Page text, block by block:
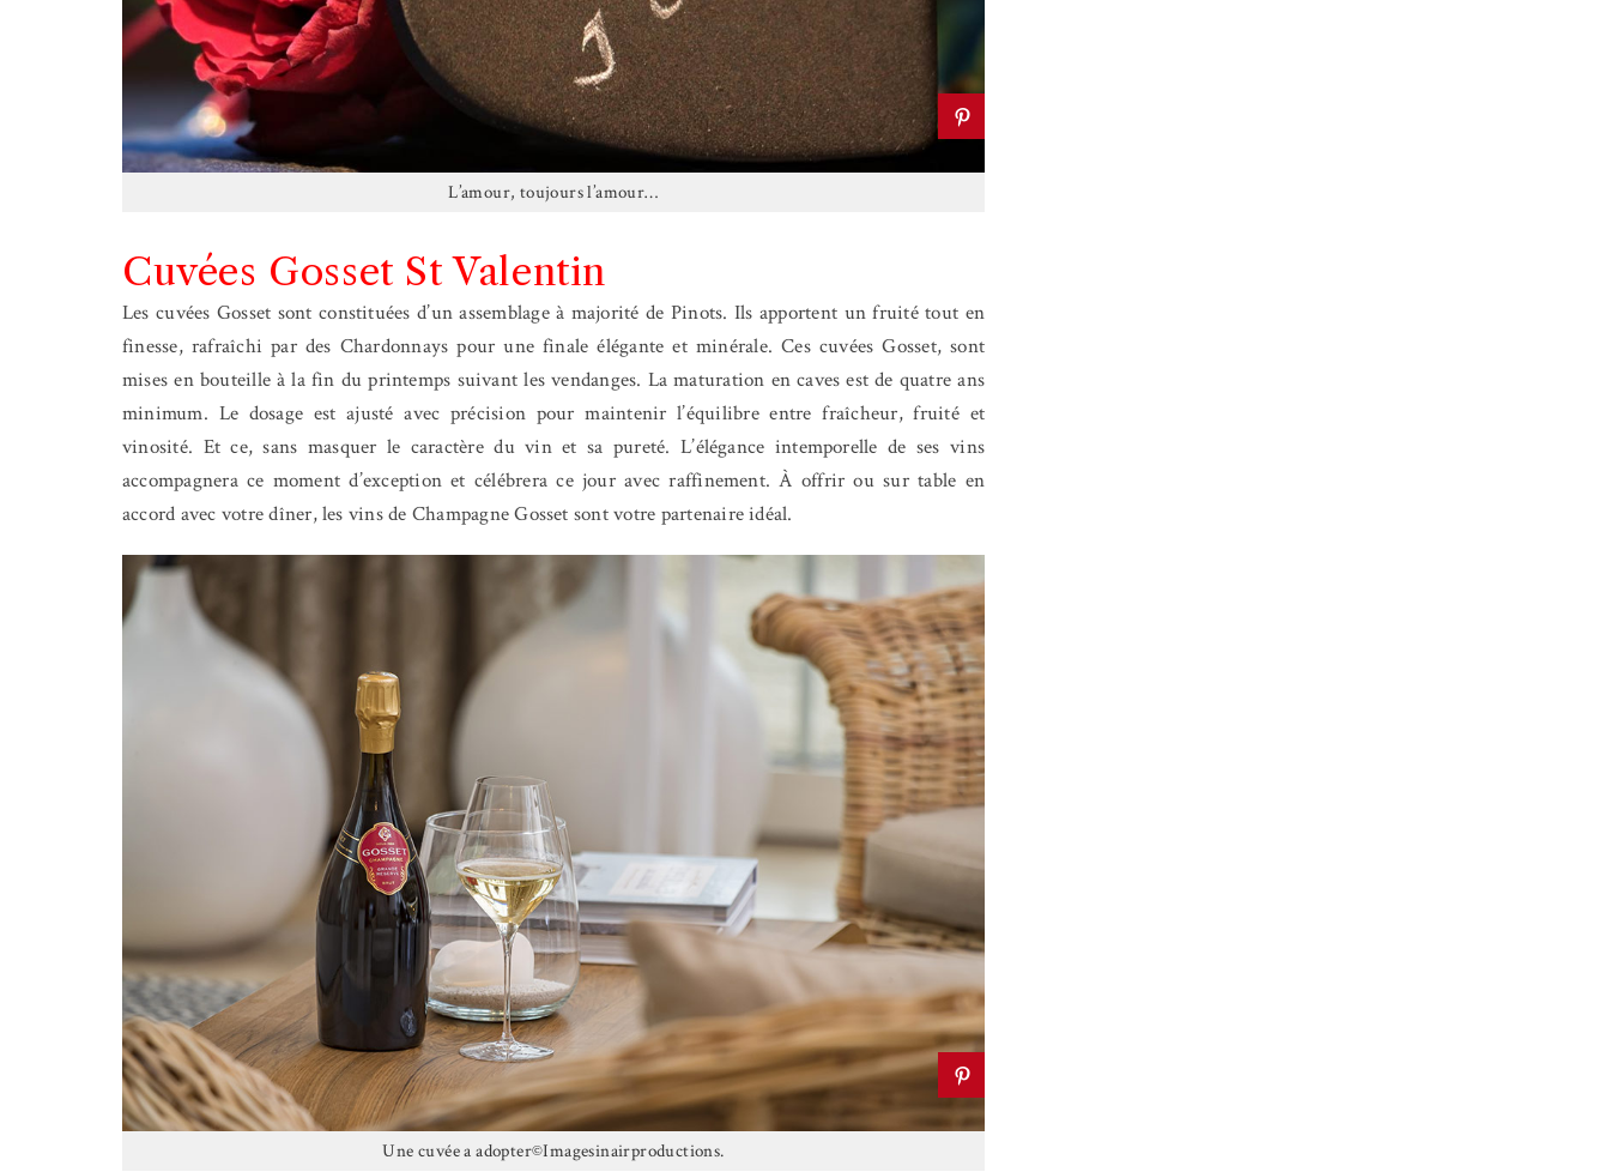
L’amour, toujours l’amour…
Cuvées Gosset St Valentin
Les cuvées Gosset sont constituées d’un assemblage à majorité de Pinots. Ils apportent un fruité tout en
finesse, rafraîchi par des Chardonnays pour une finale élégante et minérale. Ces cuvées Gosset, sont
mises en bouteille à la fin du printemps suivant les vendanges. La maturation en caves est de quatre ans
minimum. Le dosage est ajusté avec précision pour maintenir l’équilibre entre fraîcheur, fruité et
vinosité. Et ce, sans masquer le caractère du vin et sa pureté. L’élégance intemporelle de ses vins
accompagnera ce moment d’exception et célébrera ce jour avec raffinement. À offrir ou sur table en
accord avec votre dîner, les vins de Champagne Gosset sont votre partenaire idéal.
Une cuvée a adopter©Imagesinairproductions.